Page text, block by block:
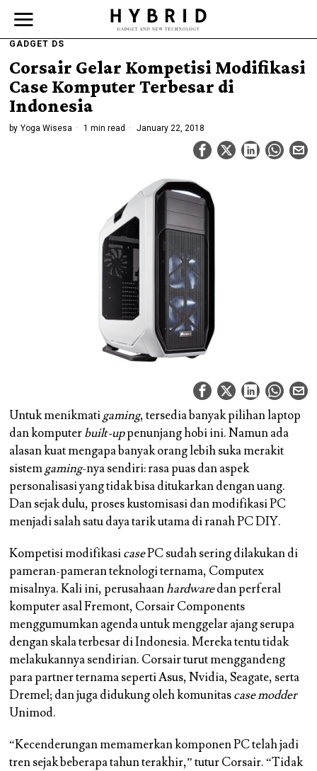
GADGET DS
Corsair Gelar Kompetisi Modifikasi
Case Komputer Terbesar di
Indonesia
by Yoga Wisesa 1 min read January 22, 2018
Untuk menikmatigaming, tersedia banyak pilihan laptop
dan komputerbuilt-uppenunjang hobi ini. Namun ada
alasan kuat mengapa banyak orang lebih suka merakit
sistemgaming-nya sendiri: rasa puas dan aspek
personalisasi yang tidak bisa ditukarkan dengan uang.
Dan sejak dulu, proses kustomisasi dan modifikasi PC
menjadi salah satu daya tarik utama di ranah PC DIY.
Kompetisi modifikasicasePC sudah sering dilakukan di
pameran-pameran teknologi ternama, Computex
misalnya. Kali ini, perusahaanhardwaredan perferal
komputer asal Fremont, Corsair Components
menggumumkan agenda untuk menggelar ajang serupa
dengan skala terbesar di Indonesia. Mereka tentu tidak
melakukannya sendirian. Corsair turut menggandeng
para partner ternama seperti Asus, Nvidia, Seagate, serta
Dremel; dan juga didukung oleh komunitascase modder
Unimod.
“Kecenderungan memamerkan komponen PC telah jadi
tren sejak beberapa tahun terakhir,” tutur Corsair. “Tidak